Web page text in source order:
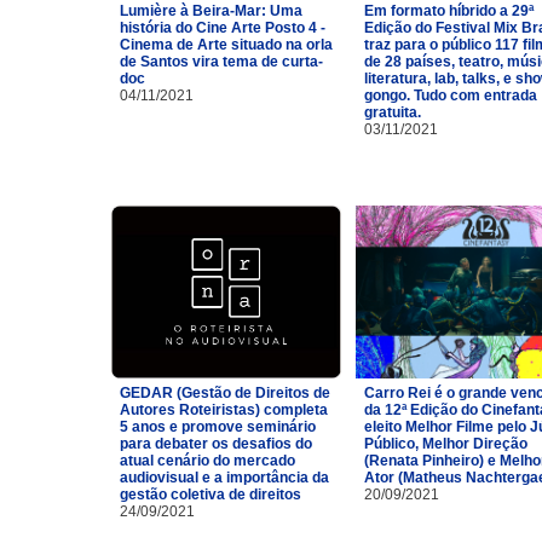
Lumière à Beira-Mar: Uma
história do Cine Arte Posto 4 -
Cinema de Arte situado na orla
de Santos vira tema de curta-
doc
04/11/2021
Em formato híbrido a 29ª
Edição do Festival Mix
traz para o público 117
de 28 países, teatro,
literatura, lab, talks, e
gongo. Tudo com entrada
gratuita.
03/11/2021
GEDAR (Gestão de Direitos de
Autores Roteiristas) completa
5 anos e promove seminário
para debater os desafios do
atual cenário do mercado
audiovisual e a importância da
gestão coletiva de direitos
24/09/2021
Carro Rei é o grande
da 12ª Edição do
eleito Melhor Filme pelo
Público, Melhor Direção
(Renata Pinheiro) e
Ator (Matheus
20/09/2021